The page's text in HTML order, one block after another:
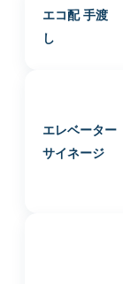
エコ配 手渡
し
エレベーター
サイネージ